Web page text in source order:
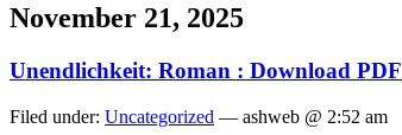
November 21, 2025
Unendlichkeit: Roman : Download PDF
Filed under: Uncategorized — ashweb @ 2:52 am